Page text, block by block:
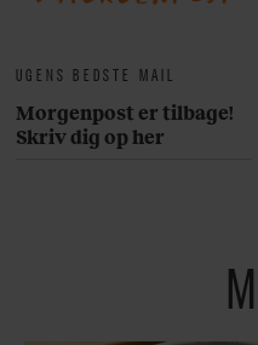
UGENS BEDSTE MAIL
Morgenpost er tilbage!
Skriv dig op her